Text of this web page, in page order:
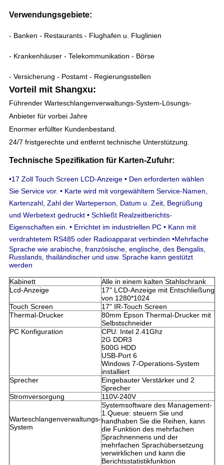
Verwendungsgebiete:
- Banken - Restaurants - Flughafen u. Fluglinien
- Krankenhäuser - Telekommunikation - Börse
- Versicherung - Postamt - Regierungsstellen
Vorteil mit Shangxu:
Führender Warteschlangenverwaltungs-System-Lösungs-
Anbieter für vorbei Jahre
Enormer erfüllter Kundenbestand.
24/7 fristgerechte und entfernt technische Unterstützung.
Technische Spezifikation für Karten-Zufuhr:
•17 Zoll Touch Screen LCD-Anzeige • Den erforderten wählen
Sie Service vor. • Karte wird mit vorgewähltem Service-Namen,
Kartenzahl, Zahl der Warteperson, Datum u. Zeit, Begrüßung
und Werbetext gedruckt • Schließt Realzeitberichts-
Eigenschaften ein. • Errichtet im industriellen PC • Kann mit
verdrahtetem RS485 oder Radioapparat verbinden •Mehrfache
Sprache wie arabische, französische, englische, des Bengalis,
Russlands, thailändischer und usw. Sprache kann gestützt
werden
Kabinett
Alle in einem kalten Stahlschrank
Lcd-Anzeige
17" LCD-Anzeige mit Entschließung
von 1280*1024
Touch Screen
17" IR-Touch Screen
Thermal-Drucker
80mm Epson Thermal-Drucker mit
Selbstschneider
PC Konfiguration
CPU: Intel 2.41Ghz
2G DDR3
500G HDD
USB-Port 6
Windows 7-Operations-System
installiert
Sprecher
Eingebauter Verstärker und 2
Sprecher
Stromversorgung
110V-240V
Warteschlangenverwaltungs-
System
Systemsoftware des Management-
1.Queue: steuern Sie und
handhaben Sie die Reihen, kann
die Funktion des mehrfachen
Sprachnennens und der
mehrfachen Sprachübersetzung
verwirklichen und kann die
Berichtsstatistikfunktion